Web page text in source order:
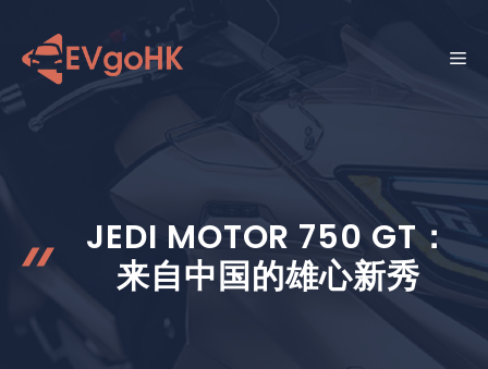
容
菜
JEDI MOTOR 750 GT：
来自中国的雄心新秀